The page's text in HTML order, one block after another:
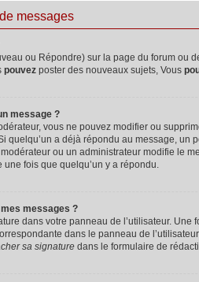
messages
ou Répondre) sur la page du forum ou
pouvez poster des nouveaux sujets, Vous
message ?
vous ne pouvez modifier ou
quelqu’un a déjà répondu au message, un
ou un administrateur modifie le
fois que quelqu’un y a répondu.
messages ?
dans votre panneau de l’utilisateur.
dans le panneau de
sa signature dans le formulaire de